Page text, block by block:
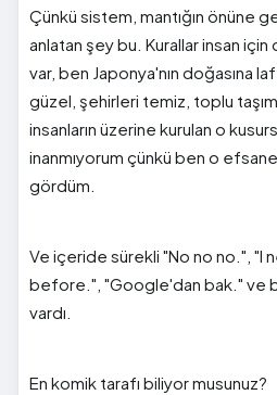
Çünkü sistem, mantığın önüne
anlatan şey bu. Kurallar insan için
var, ben Japonya'nın doğasına
güzel, şehirleri temiz, toplu
insanların üzerine kurulan o
inanmıyorum çünkü ben o
gördüm.
Ve içeride sürekli "No no no.", "I
before.", "Google'dan bak." ve
vardı.
En komik tarafı biliyor musunuz?